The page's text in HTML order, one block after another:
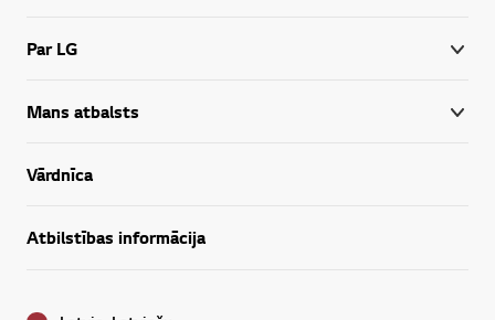
Par LG
Mans atbalsts
Vārdnīca
Atbilstības informācija